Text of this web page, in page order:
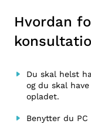
Hvordan
Du skal helst
og du skal
opladet.
Benytter du